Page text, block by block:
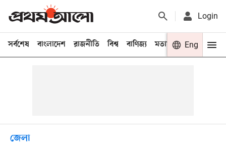
Login
সর্বশেষ বাংলাদেশ রাজনীতি বিশ্ব বাণিজ্য মতামত খেলা
Eng
জেলা